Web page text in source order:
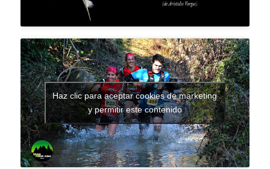
Haz clic para aceptar cookies de marketing
y permitir este contenido